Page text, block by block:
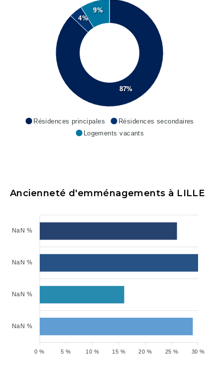
87%
4%
9%
Résidences principales
Résidences secondaires
Logements vacants
Ancienneté d'emménagements à LILLE
NaN %
NaN %
NaN %
NaN %
30 %
25 %
20 %
15 %
10 %
5 %
0 %